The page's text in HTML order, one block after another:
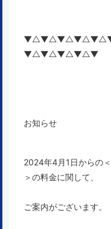
▼△▼△▼△▼△▼
お知らせ
2024年4月1日からの
＞の料金に関して、
ご案内がございます。